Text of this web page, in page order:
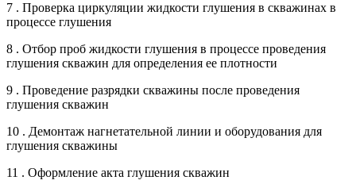
7 . Проверка циркуляции жидкости глушения в скважинах в
процессе глушения
8 . Отбор проб жидкости глушения в процессе проведения
глушения скважин для определения ее плотности
9 . Проведение разрядки скважины после проведения
глушения скважин
10 . Демонтаж нагнетательной линии и оборудования для
глушения скважины
11 . Оформление акта глушения скважин